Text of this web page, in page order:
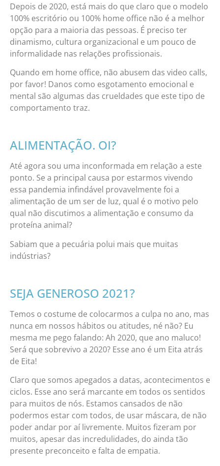
Depois de 2020, está mais do que claro que o modelo
100% escritório ou 100% home office não é a melhor
opção para a maioria das pessoas. É preciso ter
dinamismo, cultura organizacional e um pouco de
informalidade nas relações profissionais.
Quando em home office, não abusem das video calls,
por favor! Danos como esgotamento emocional e
mental são algumas das crueldades que este tipo de
comportamento traz.
ALIMENTAÇÃO. OI?
Até agora sou uma inconformada em relação a este
ponto. Se a principal causa por estarmos vivendo
essa pandemia infindável provavelmente foi a
alimentação de um ser de luz, qual é o motivo pelo
qual não discutimos a alimentação e consumo da
proteína animal?
Sabiam que a pecuária polui mais que muitas
indústrias?
SEJA GENEROSO 2021?
Temos o costume de colocarmos a culpa no ano, mas
nunca em nossos hábitos ou atitudes, né não? Eu
mesma me pego falando: Ah 2020, que ano maluco!
Será que sobrevivo a 2020? Esse ano é um Eita atrás
de Eita!
Claro que somos apegados a datas, acontecimentos e
ciclos. Esse ano será marcante em todos os sentidos
para muitos de nós. Estamos cansados de não
podermos estar com todos, de usar máscara, de não
poder andar por aí livremente. Muitos fizeram por
muitos, apesar das incredulidades, do ainda tão
presente preconceito e falta de empatia.